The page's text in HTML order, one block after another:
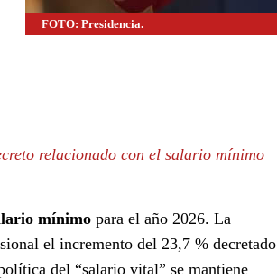
FOTO: Presidencia.
relacionado con el salario mínimo
mínimo para el año 2026. La
el incremento del 23,7 % decretado
del “salario vital” se mantiene